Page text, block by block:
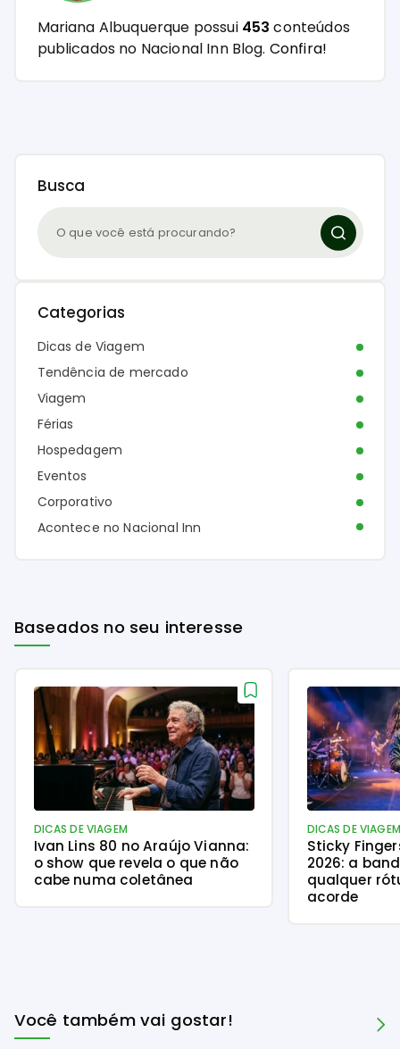
Mariana Albuquerque possui 453 conteúdos
publicados no Nacional Inn Blog. Confira!
Busca
Categorias
Dicas de Viagem
Tendência de mercado
Viagem
Férias
Hospedagem
Eventos
Corporativo
Acontece no Nacional Inn
Baseados no seu interesse
DICAS DE VIAGEM
Ivan Lins 80 no Araújo Vianna:
o show que revela o que não
cabe numa coletânea
DICAS DE VIAGEM
Sticky
2026: a
qualquer
acorde
Você também vai gostar!